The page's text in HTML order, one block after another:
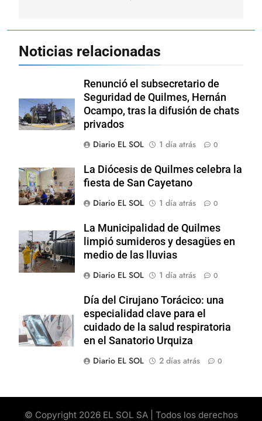
Noticias relacionadas
Renunció el subsecretario de
Seguridad de Quilmes, Hernán
Ocampo, tras la difusión de chats
privados
Diario EL SOL
1 día atrás 0
La Diócesis de Quilmes celebra la
fiesta de San Cayetano
Diario EL SOL
1 día atrás 0
La Municipalidad de Quilmes
limpió sumideros y desagües en
medio de las lluvias
Diario EL SOL
1 día atrás 0
Día del Cirujano Torácico: una
especialidad clave para el
cuidado de la salud respiratoria
en el Sanatorio Urquiza
Diario EL SOL
2 días atrás 0
© Copyright 2026 EL SOL SA | Todos los derechos